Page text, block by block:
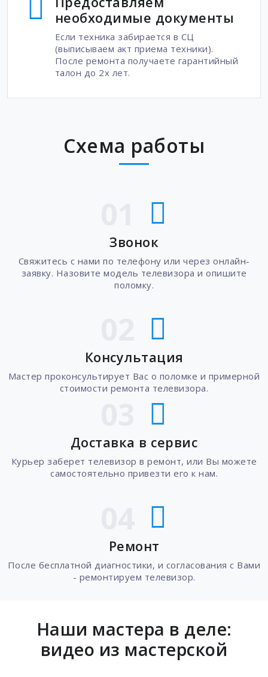
необходимые документы
Если техника забирается в СЦ
(выписываем акт приема техники).
После ремонта получаете гарантийный
талон до 2х лет.
Схема работы
Звонок
Свяжитесь с нами по телефону или через онлайн-
заявку. Назовите модель телевизора и опишите
поломку.
Консультация
Мастер проконсультирует Вас о поломке и примерной
стоимости ремонта телевизора.
Доставка в сервис
Курьер заберет телевизор в ремонт, или Вы можете
самостоятельно привезти его к нам.
Ремонт
После бесплатной диагностики, и согласования с Вами
- ремонтируем телевизор.
Наши мастера в деле:
видео из мастерской